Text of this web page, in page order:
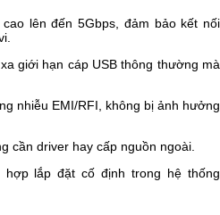
lên đến 5Gbps, đảm bảo kết nối
giới hạn cáp USB thông thường mà
nhiễu EMI/RFI, không bị ảnh hưởng
cần driver hay cấp nguồn ngoài.
lắp đặt cố định trong hệ thống